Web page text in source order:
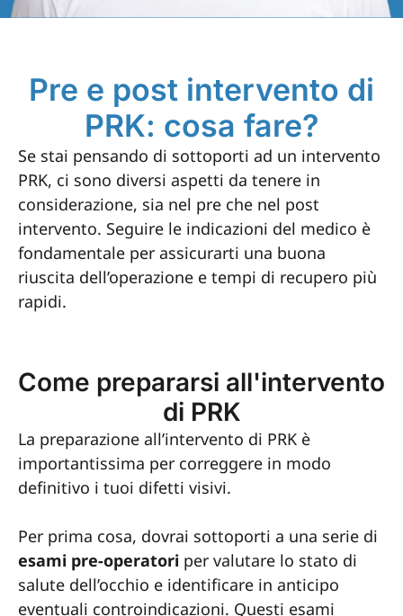
Pre e post intervento di
PRK: cosa fare?
Se stai pensando di sottoporti ad un intervento
PRK, ci sono diversi aspetti da tenere in
considerazione, sia nel pre che nel post
intervento. Seguire le indicazioni del medico è
fondamentale per assicurarti una buona
riuscita dell’operazione e tempi di recupero più
rapidi.
Come prepararsi all'intervento
di PRK
La preparazione all’intervento di PRK è
importantissima per correggere in modo
definitivo i tuoi difetti visivi.
Per prima cosa, dovrai sottoporti a una serie di
esami pre-operatori per valutare lo stato di
salute dell’occhio e identificare in anticipo
eventuali controindicazioni. Questi esami